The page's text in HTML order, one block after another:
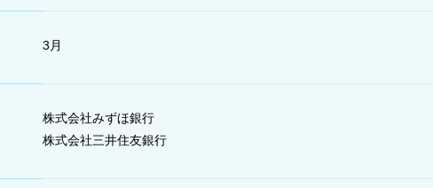
3月
株式会社みずほ銀行
株式会社三井住友銀行